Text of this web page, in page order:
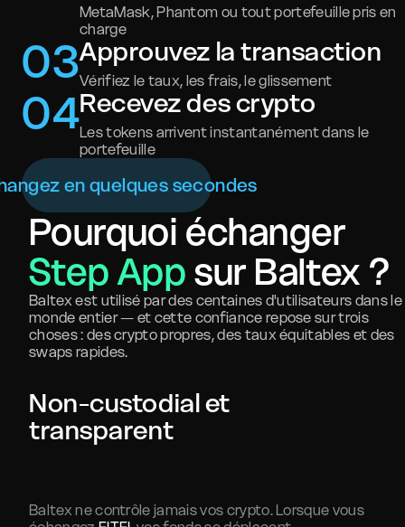
MetaMask, Phantom ou tout portefeuille pris en
charge
03Approuvez la transaction
Vérifiez le taux, les frais, le glissement
04Recevez des crypto
Les tokens arrivent instantanément dans le
portefeuille
en quelques secondes
Pourquoi échanger
Step Appsur Baltex ?
Baltex est utilisé par des centaines d'utilisateurs dans le
monde entier — et cette confiance repose sur trois
choses : des crypto propres, des taux équitables et des
swaps rapides.
Non-custodial et
transparent
Baltex ne contrôle jamais vos crypto. Lorsque vous